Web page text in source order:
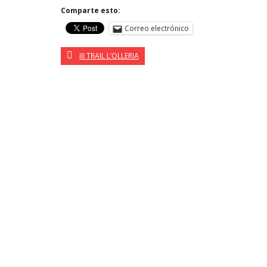
Comparte esto:
Correo electrónico
III TRAIL L’OLLERIA